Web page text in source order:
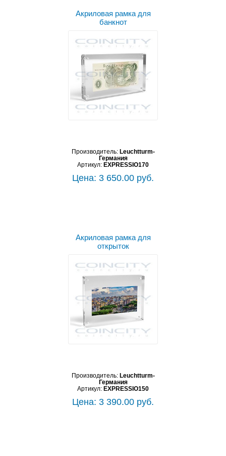
Акриловая рамка для
банкнот
Производитель: Leuchtturm-
Германия
Артикул: EXPRESSIO170
Цена: 3 650.00 руб.
Акриловая рамка для
открыток
Производитель: Leuchtturm-
Германия
Артикул: EXPRESSIO150
Цена: 3 390.00 руб.